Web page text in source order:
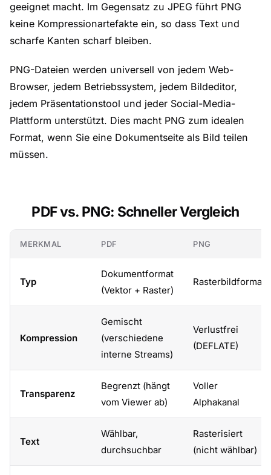
geeignet macht. Im Gegensatz zu JPEG führt PNG
keine Kompressionartefakte ein, so dass Text und
scharfe Kanten scharf bleiben.
PNG-Dateien werden universell von jedem Web-
Browser, jedem Betriebssystem, jedem Bildeditor,
jedem Präsentationstool und jeder Social-Media-
Plattform unterstützt. Dies macht PNG zum idealen
Format, wenn Sie eine Dokumentseite als Bild teilen
müssen.
PDF vs. PNG: Schneller Vergleich
MERKMAL PDF PNG
Typ
Dokumentformat
(Vektor + Raster)
Rasterbildformat
Kompression
Gemischt
(verschiedene
interne Streams)
Verlustfrei
(DEFLATE)
Transparenz
Begrenzt (hängt
vom Viewer ab)
Voller
Alphakanal
Text
Wählbar,
durchsuchbar
Rasterisiert
(nicht wählbar)